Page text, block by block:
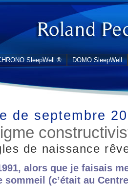
SleepWell ® DOMO SleepWell
de septembre
de naissance
alors que je faisais
sommeil (c’était au